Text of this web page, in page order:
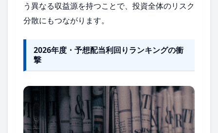
う異なる収益源を持つことで、投資全体のリスク
分散にもつながります。
2026年度・予想配当利回りランキングの衝
撃